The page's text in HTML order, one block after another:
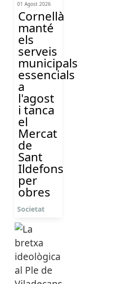
01 Agost 2026
Cornellà
manté
els
serveis
municipals
essencials
a
l'agost
i tanca
el
Mercat
de
Sant
Ildefons
per
obres
Societat